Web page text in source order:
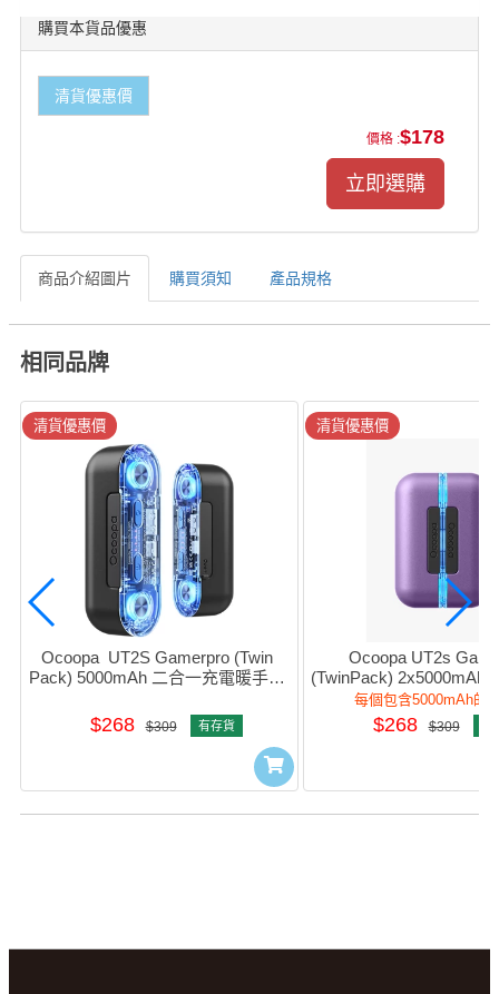
購買本貨品優惠
清貨優惠價
價格 :$178
商品介紹圖片 購買須知 產品規格
相同品牌
清貨優惠價
Ocoopa  UT2S Gamerpro (Twin
Pack) 5000mAh 二合一充電暖手器
$268 $309 有存貨
清貨優惠價
Ocoopa UT2s
(TwinPack) 2x5000mAh
暖手器 (紫色)
每個包含5000mAh的
$268 $309